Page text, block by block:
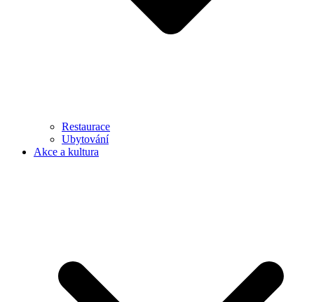
Restaurace
Ubytování
Akce a kultura